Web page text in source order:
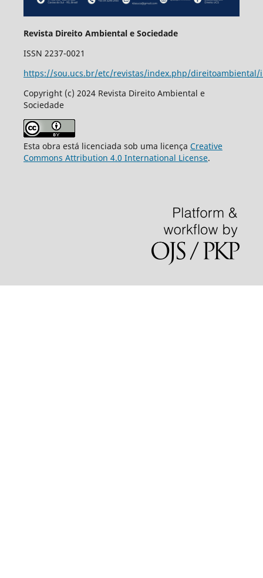
Revista Direito Ambiental e Sociedade
ISSN 2237-0021
https://sou.ucs.br/etc/revistas/index.php/direitoambiental/
Copyright (c) 2024 Revista Direito Ambiental e
Sociedade
Esta obra está licenciada sob uma licença Creative
Commons Attribution 4.0 International License.